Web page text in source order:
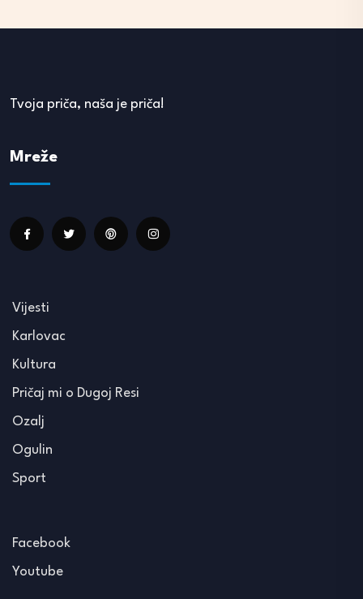
Tvoja priča, naša je priča!
Mreže
Vijesti
Karlovac
Kultura
Pričaj mi o Dugoj Resi
Ozalj
Ogulin
Sport
Facebook
Youtube